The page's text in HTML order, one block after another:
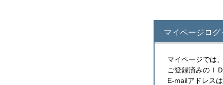
マイページロ
マイページでは
ご登録済みのＩ
E-mailアドレス